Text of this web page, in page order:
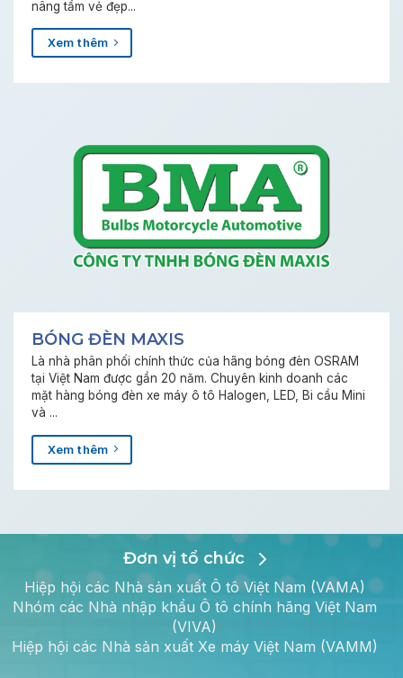
nâng tầm vẻ đẹp...
Xem thêm
BÓNG ĐÈN MAXIS
Là nhà phân phối chính thức của hãng bóng đèn OSRAM
tại Việt Nam được gần 20 năm. Chuyên kinh doanh các
mặt hàng bóng đèn xe máy ô tô Halogen, LED, Bi cầu Mini
và ...
Xem thêm
Đơn vị tổ chức
Hiệp hội các Nhà sản xuất Ô tô Việt Nam (VAMA)
Nhóm các Nhà nhập khẩu Ô tô chính hãng Việt Nam
(VIVA)
Hiệp hội các Nhà sản xuất Xe máy Việt Nam (VAMM)